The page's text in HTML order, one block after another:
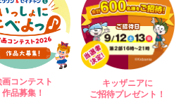
画コンテスト
作品募集！
キッザニアに
ご招待プレゼント！